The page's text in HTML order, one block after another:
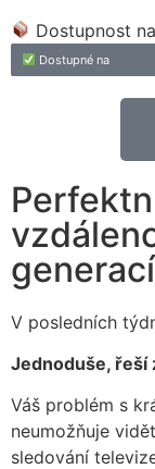
Dostupnost
Dostupné na
V posledních
Jednoduše, řeší
Váš problém s
neumožňuje
sledování